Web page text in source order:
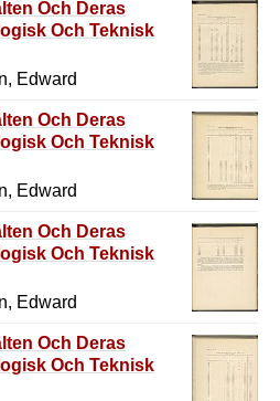
Och Deras
Och Teknisk
Edward
Och Deras
Och Teknisk
Edward
Och Deras
Och Teknisk
Edward
Och Deras
Och Teknisk